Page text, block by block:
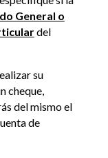
General o
del
su
cheque,
del mismo el
de